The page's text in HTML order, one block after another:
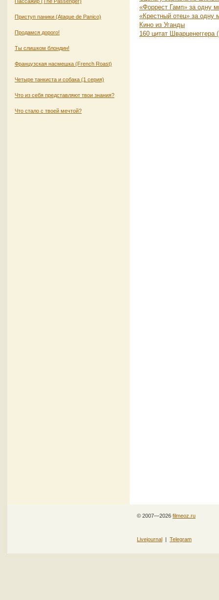
Приступ паники (Ataque de Panico)
Продамся дорого!
Ты слишком блондин!
Французская насмешка (French Roast)
Четыре танкиста и собака (1 серия)
Что из себя представляют твои знания?
Что стало с твоей мечтой?
«Форрест Гамп» за одну
«Крестный отец» за одну
Кино из Уганды
160 цитат
© 2007—2026 filmeoz.ru
Livejournal | Telegram